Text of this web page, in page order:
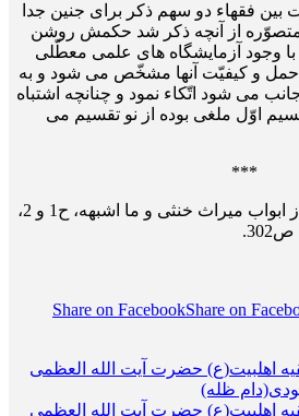
فقهاء دو سهم ذکر برای جنین جدا
از آنچه ذکر شد حکمش روشن
وجود آزمایشگاه های علمی معطّلی
حمل و کیفیّت آنها مشخّص می شود و به
می شود اتّکاء نمود و چنانچه اشتباه
اوّل ملغی بوده از نو تقسیم می
***
) الوسائل، ج17، باب 7 از ابواب میراث خنثی و ما اشبهه، ح1 و 2،
Share on FacebookShare on
اهلبیت(ع) حضرت آیت الله العظمی
ظله)
اهلبیت(ع) حضرت آیت الله العظمی